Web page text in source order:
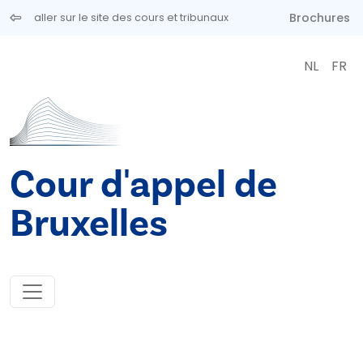
Aller au contenu principal
aller sur le site des cours et tribunaux Brochures
NL FR
Cour d'appel de
Bruxelles